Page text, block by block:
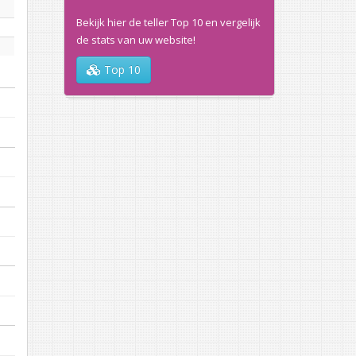
Bekijk hier de teller Top 10 en vergelijk
de stats van uw website!
Top 10